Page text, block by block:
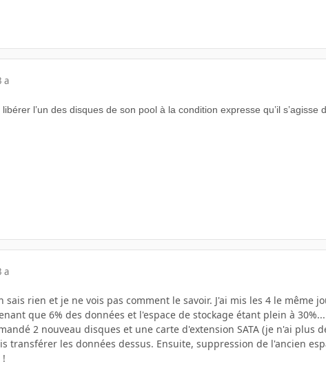
a
l’un des disques de son pool à la condition expresse qu’il
a
sais rien et je ne vois pas comment le savoir. J'ai mis les 4 le même
que 6% des données et l'espace de stockage étant plein à 30%...
2 nouveau disques et une carte d'extension SATA (je n'ai plus
transférer les données dessus. Ensuite, suppression de l'ancien